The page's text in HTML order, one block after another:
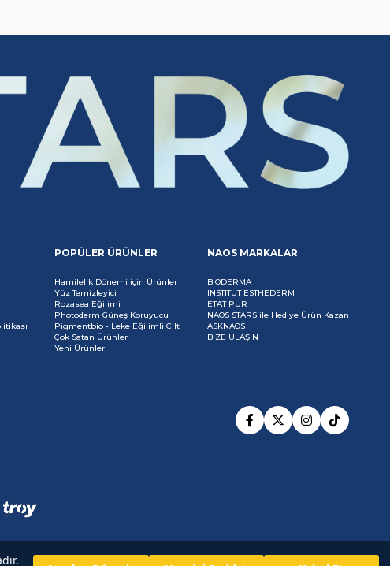
POPÜLER ÜRÜNLER
Hamilelik Dönemi için Ürünler
Yüz Temizleyici
Rozasea Eğilimi
Photoderm Güneş Koruyucu
Pigmentbio - Leke Eğilimli Cilt
Çok Satan Ürünler
Yeni Ürünler
NAOS MARKALAR
BIODERMA
INSTITUT ESTHEDERM
ETAT PUR
NAOS STARS ile Hediye Ürün Kazan
ASKNAOS
BİZE ULAŞIN